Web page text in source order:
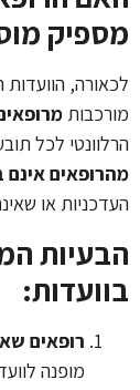
מספיק
לכאורה, הוועדות
מורכבות
הרלוונטי לכל
מהרופאים
העדכניות או
הבעיות
בוועדות:
רופאים
מופנה